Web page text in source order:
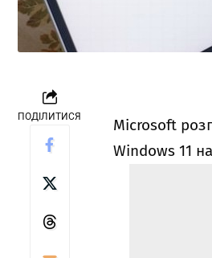
ПОДІЛИТИСЯ
Microsoft
Windows 11